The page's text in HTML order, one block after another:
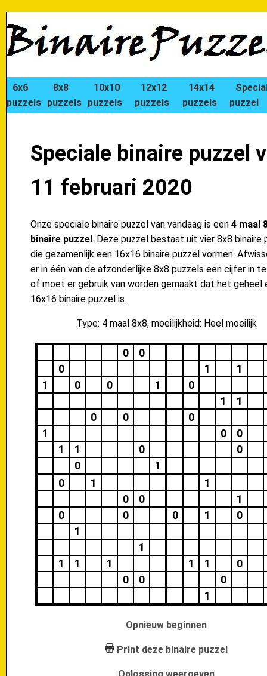
6x6
puzzels
8x8
puzzels
10x10
puzzels
12x12
puzzels
14x14
puzzels
puzzel
Speciale binaire puzzel
11 februari 2020
Onze speciale binaire puzzel van vandaag is een 4 maal
binaire puzzel. Deze puzzel bestaat uit vier 8x8 binaire
die gezamenlijk een 16x16 binaire puzzel vormen.
er in één van de afzonderlijke 8x8 puzzels een cijfer in
of moet er gebruik van worden gemaakt dat het geheel
16x16 binaire puzzel is.
Type: 4 maal 8x8, moeilijkheid: Heel moeilijk
0
0
0
1
1
1
0 0 1
0
1
1
0
0
0
1
0
0
1
1 0
0
0
1
0
1
1
0
0
1
0
0 0 1
0
1
1
1
1 1 1 1
0
0
0
0
1
Opnieuw beginnen
Print deze binaire puzzel